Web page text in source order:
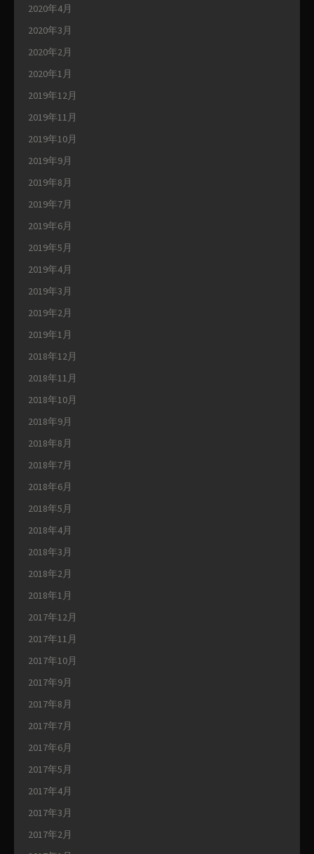
2020年4月
2020年3月
2020年2月
2020年1月
2019年12月
2019年11月
2019年10月
2019年9月
2019年8月
2019年7月
2019年6月
2019年5月
2019年4月
2019年3月
2019年2月
2019年1月
2018年12月
2018年11月
2018年10月
2018年9月
2018年8月
2018年7月
2018年6月
2018年5月
2018年4月
2018年3月
2018年2月
2018年1月
2017年12月
2017年11月
2017年10月
2017年9月
2017年8月
2017年7月
2017年6月
2017年5月
2017年4月
2017年3月
2017年2月